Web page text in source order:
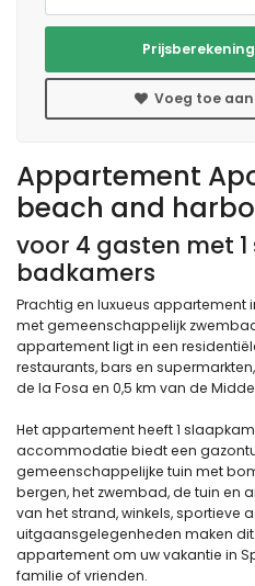
Appartement
beach and
voor 4 gasten met
badkamers
Prachtig en luxueus appartement
met gemeenschappelijk
appartement ligt in een
restaurants, bars en
de la Fosa en 0,5 km van de
Het appartement heeft 1
accommodatie biedt een
gemeenschappelijke tuin met
bergen, het zwembad, de tuin en
van het strand, winkels, sportieve
uitgaansgelegenheden maken
appartement om uw vakantie in
familie of vrienden.
Voeg toe